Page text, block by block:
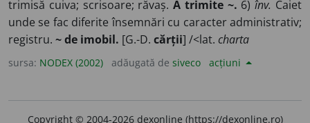
trimisă cuiva; scrisoare; răvaș.A trimite ~. 6)înv. Caiet
unde se fac diferite însemnări cu caracter administrativ;
registru. ~ de imobil. [G.-D. cărții] /<lat. charta
sursa: NODEX (2002) adăugată de siveco acțiuni
Copyright © 2004-2026 dexonline (https://dexonline.ro)